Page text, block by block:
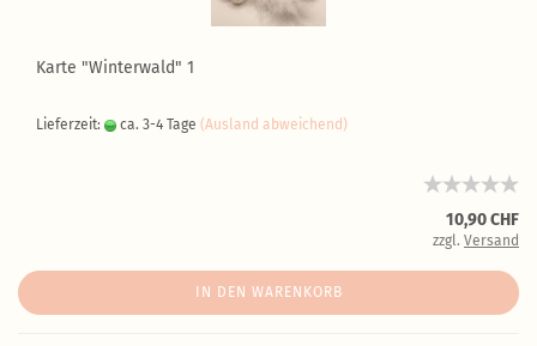
Karte "Winterwald" 1
Lieferzeit: ca. 3-4 Tage (Ausland abweichend)
10,90 CHF
zzgl. Versand
IN DEN WARENKORB